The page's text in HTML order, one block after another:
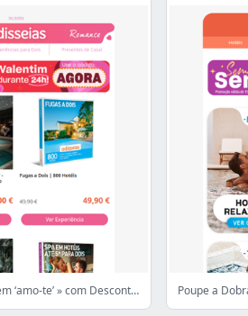
Experiências que dizem ‘amo-te’ » com Desconto extra! ❤️ Poupe a